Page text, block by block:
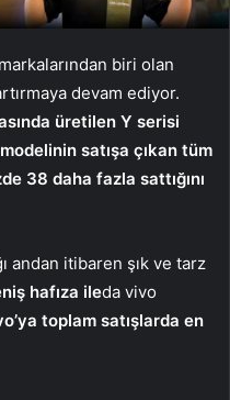
biri olan
devam ediyor.
üretilen Y serisi
satışa çıkan tüm
38 daha fazla sattığını
andan itibaren şık ve tarz
hafıza ileda vivo
toplam satışlarda en